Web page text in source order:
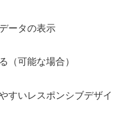
ータの表示
（可能な場合）
すいレスポンシブデザイ